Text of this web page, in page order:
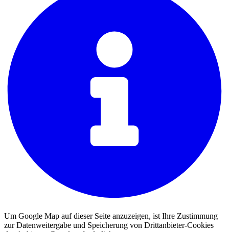
Um Google Map auf dieser Seite anzuzeigen, ist Ihre Zustimmung
zur Datenweitergabe und Speicherung von Drittanbieter-Cookies